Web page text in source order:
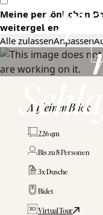
Meine persönlichen
weitergeben
Alle zulassenAnpassen
Auf einen Blick
226 qm
Bis zu 8 Personen
3x Dusche
Bidet
Virtual Tour